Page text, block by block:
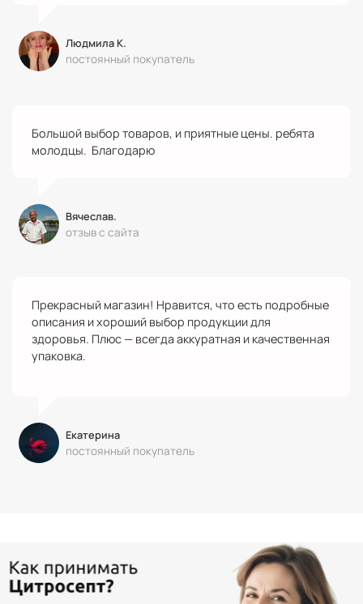
Людмила К.
постоянный покупатель
Большой выбор товаров, и приятные цены. ребята
молодцы. Благодарю
Вячеслав.
отзыв с сайта
Прекрасный магазин! Нравится, что есть подробные
описания и хороший выбор продукции для
здоровья. Плюс — всегда аккуратная и качественная
упаковка.
Екатерина
постоянный покупатель